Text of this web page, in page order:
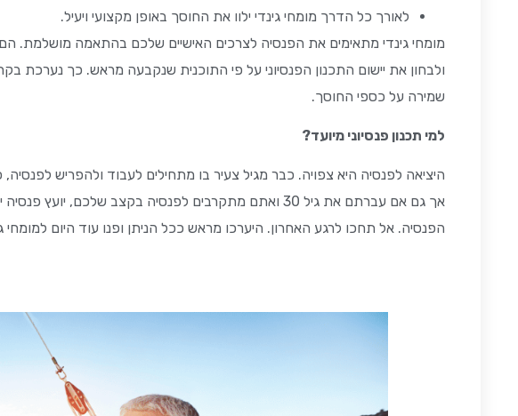
לאורך כל הדרך מומחי גינדי ילוו את החוסך באופן מקצועי ויעיל.
מומחי גינדי מתאימים את הפנסיה לצרכים האישיים שלכם בהתאמה מושלמת.
ולבחון את יישום התכנון הפנסיוני על פי התוכנית שנקבעה מראש. כך נערכת
שמירה על כספי החוסך.
למי תכנון פנסיוני מיועד?
אך גם אם עברתם את גיל 30 ואתם מתקרבים לפנסיה בקצב
הפנסיה. אל תחכו לרגע האחרון. היערכו מראש ככל הניתן ופנו עוד היום למומחי